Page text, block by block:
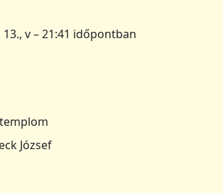
v – 21:41 időpontban
templom
József